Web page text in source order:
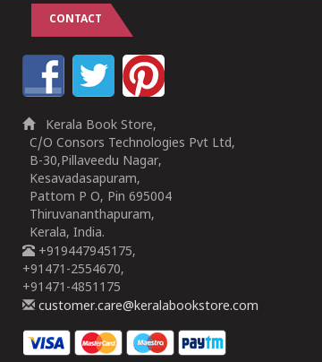
CONTACT
Kerala Book Store,
C/O Consors Technologies Pvt Ltd,
B-30,Pillaveedu Nagar,
Kesavadasapuram,
Pattom P O, Pin 695004
Thiruvananthapuram,
Kerala, India.
+919447945175,
+91471-2554670,
+91471-4851175
customer.care@keralabookstore.com